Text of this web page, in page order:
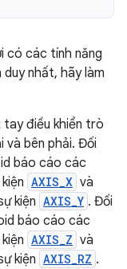
có các tính năng
nhất, hãy làm
tay điều khiển trò
và bên phải. Đối
báo cáo các
AXIS_X và
kiện AXIS_Y . Đối
báo cáo các
AXIS_Z và
kiện AXIS_RZ .